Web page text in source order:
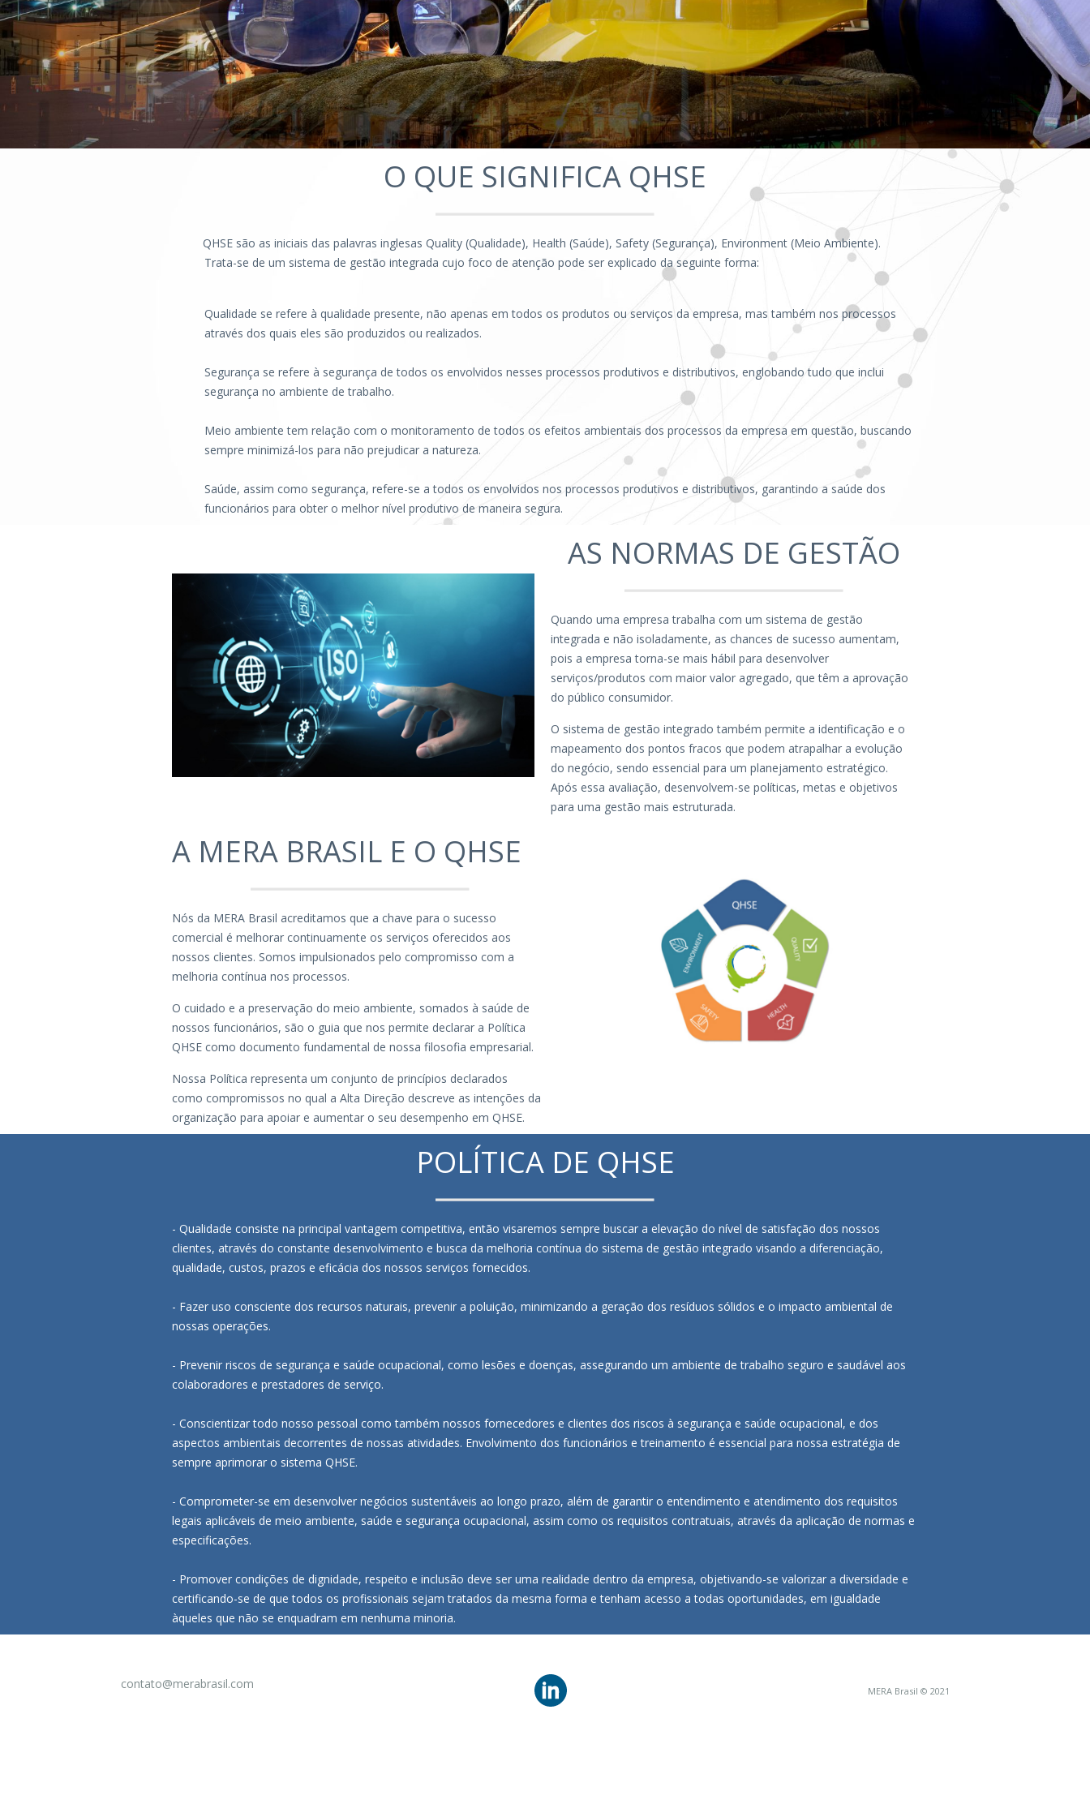
O QUE SIGNIFICA QHSE
QHSE são as iniciais das palavras inglesas Quality (Qualidade), Health (Saúde), Safety (Segurança), Environment (Meio Ambiente).
Trata-se de um sistema de gestão integrada cujo foco de atenção pode ser explicado da seguinte forma:
Qualidade se refere à qualidade presente, não apenas em todos os produtos ou serviços da empresa, mas também nos processos
através dos quais eles são produzidos ou realizados.
Segurança se refere à segurança de todos os envolvidos nesses processos produtivos e distributivos, englobando tudo que inclui
segurança no ambiente de trabalho.
Meio ambiente tem relação com o monitoramento de todos os efeitos ambientais dos processos da empresa em questão, buscando
sempre minimizá-los para não prejudicar a natureza.
Saúde, assim como segurança, refere-se a todos os envolvidos nos processos produtivos e distributivos, garantindo a saúde dos
funcionários para obter o melhor nível produtivo de maneira segura.
AS NORMAS DE GESTÃO
Quando uma empresa trabalha com um sistema de gestão
integrada e não isoladamente, as chances de sucesso aumentam,
pois a empresa torna-se mais hábil para desenvolver
serviços/produtos com maior valor agregado, que têm a aprovação
do público consumidor.
O sistema de gestão integrado também permite a identificação e o
mapeamento dos pontos fracos que podem atrapalhar a evolução
do negócio, sendo essencial para um planejamento estratégico.
Após essa avaliação, desenvolvem-se políticas, metas e objetivos
para uma gestão mais estruturada.
A MERA BRASIL E O QHSE
Nós da MERA Brasil acreditamos que a chave para o sucesso
comercial é melhorar continuamente os serviços oferecidos aos
nossos clientes. Somos impulsionados pelo compromisso com a
melhoria contínua nos processos.
O cuidado e a preservação do meio ambiente, somados à saúde de
nossos funcionários, são o guia que nos permite declarar a Política
QHSE como documento fundamental de nossa filosofia empresarial.
Nossa Política representa um conjunto de princípios declarados
como compromissos no qual a Alta Direção descreve as intenções da
organização para apoiar e aumentar o seu desempenho em QHSE.
POLÍTICA DE QHSE
- Qualidade consiste na principal vantagem competitiva, então visaremos sempre buscar a elevação do nível de satisfação dos nossos
clientes, através do constante desenvolvimento e busca da melhoria contínua do sistema de gestão integrado visando a diferenciação,
qualidade, custos, prazos e eficácia dos nossos serviços fornecidos.
- Fazer uso consciente dos recursos naturais, prevenir a poluição, minimizando a geração dos resíduos sólidos e o impacto ambiental de
nossas operações.
- Prevenir riscos de segurança e saúde ocupacional, como lesões e doenças, assegurando um ambiente de trabalho seguro e saudável aos
colaboradores e prestadores de serviço.
- Conscientizar todo nosso pessoal como também nossos fornecedores e clientes dos riscos à segurança e saúde ocupacional, e dos
aspectos ambientais decorrentes de nossas atividades. Envolvimento dos funcionários e treinamento é essencial para nossa estratégia de
sempre aprimorar o sistema QHSE.
- Comprometer-se em desenvolver negócios sustentáveis ao longo prazo, além de garantir o entendimento e atendimento dos requisitos
legais aplicáveis de meio ambiente, saúde e segurança ocupacional, assim como os requisitos contratuais, através da aplicação de normas e
especificações.
- Promover condições de dignidade, respeito e inclusão deve ser uma realidade dentro da empresa, objetivando-se valorizar a diversidade e
certificando-se de que todos os profissionais sejam tratados da mesma forma e tenham acesso a todas oportunidades, em igualdade
àqueles que não se enquadram em nenhuma minoria.
contato@merabrasil.com MERA Brasil © 2021